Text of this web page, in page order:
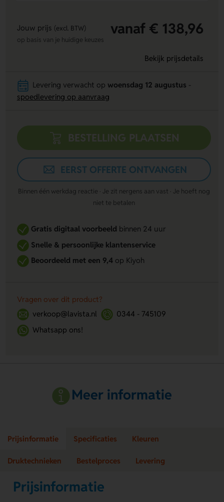
Jouw prijs (excl. BTW) vanaf € 138,96
op basis van je huidige keuzes
Bekijk prijsdetails
Levering verwacht op woensdag 12 augustus
spoedlevering op aanvraag
BESTELLING PLAATSEN
EERST OFFERTE ONTVANGEN
Binnen één werkdag reactie · Je zit nergens aan vast · Je hoeft nog
niet te betalen
Gratis digitaal voorbeeldbinnen 24 uur
Snelle & persoonlijke klantenservice
Beoordeeld met een 9,4op Kiyoh
Vragen over dit product?
verkoop@lavista.nl
0344 - 745109
Whatsapp ons!
Meer informatie
Prijsinformatie Specificaties Kleuren
Druktechnieken Bestelproces Levering
Prijsinformatie